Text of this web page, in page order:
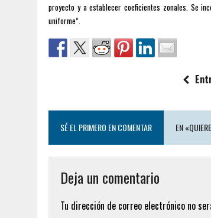
proyecto y a establecer coeficientes zonales. Se
uniforme”.
SÉ EL PRIMERO EN COMENTAR EN
Deja un comentario
Tu dirección de correo electrónico no